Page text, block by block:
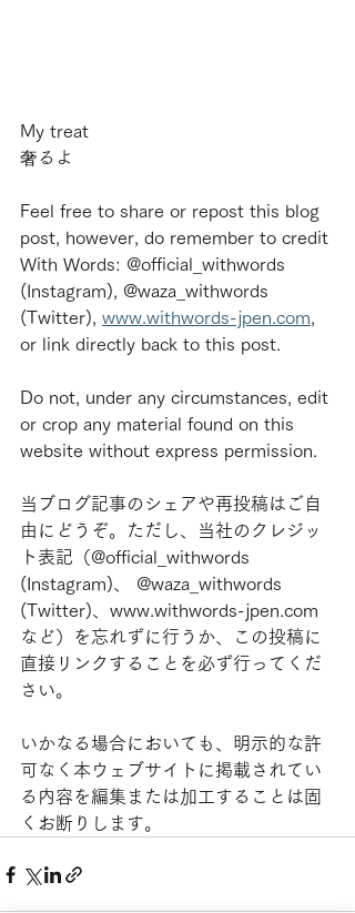
My treat
奢るよ
Feel free to share or repost this blog
post, however, do remember to credit
With Words: @official_withwords
(Instagram), @waza_withwords
(Twitter), www.withwords-jpen.com
or link directly back to this post.
Do not, under any circumstances, edit
or crop any material found on this
website without express permission.
当ブログ記事のシェアや再投稿はご自
由にどうぞ。ただし、当社のクレジッ
ト表記（@official_withwords
(Instagram)、 @waza_withwords
(Twitter)、www.withwords-jpen.com
など）を忘れずに行うか、この投稿に
直接リンクすることを必ず行ってくだ
さい。
いかなる場合においても、明示的な許
可なく本ウェブサイトに掲載されてい
る内容を編集または加工することは固
くお断りします。